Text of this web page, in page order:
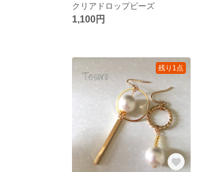
クリアドロップビーズ
1,100円
残り1点